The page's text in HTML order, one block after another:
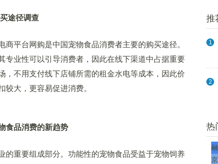
途径调查
台网购是中国宠物食品消费者主要的购买途径。
专业性可以引导消费者，因此在线下渠道中占据重要
，不用支付线下店铺所需的租金水电等成本，因此价
较大，更容易促进消费。
食品消费的新趋势
重要组成部分。功能性的宠物食品受益于宠物饲养
推
1
2
热